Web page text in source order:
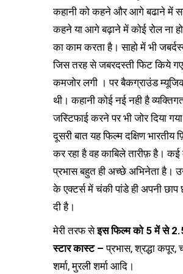
कहानी को कहने और आगे बढाने में
कहने या आगे बढ़ाने में कोई रोल ना
का काम करता है। साहो में भी
जिस तरह से जबरदस्ती फिट किये
कमजोर लगी । पर बैकग्राउंड
थी। कहानी कोई नई नही है
जस्टिफाई करने पर भी जोर दिया
दूसरी बात यह फिल्म दक्षिण
कर रहा है वह काबिले तारीफ़ है।
प्रभास बहुत ही अच्छे अभिनेता है।
के एक्टर्स में चंकी पांडे ही अपनी
दी है।
मेरी तरफ सेइस फिल्म को 5 में से
स्टार कास्ट – प्रभास, श्रद्धा
शर्मा, मुरली शर्मा आदि।